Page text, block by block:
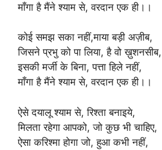
माँगा है मैंने श्याम से, वरदान एक ही।।
कोई समझ सका नहीं,माया बड़ी अज़ीब,
जिसने प्रभु को पा लिया, है वो ख़ुशनसीब,
इसकी मर्जी के बिना, पत्ता हिले नहीं,
माँगा है मैंने श्याम से, वरदान एक ही।।
ऐसे दयालू श्याम से, रिश्ता बनाइये,
मिलता रहेगा आपको, जो कुछ भी चाहिए,
ऐसा करिश्मा होगा जो, हुआ कभी नहीं,